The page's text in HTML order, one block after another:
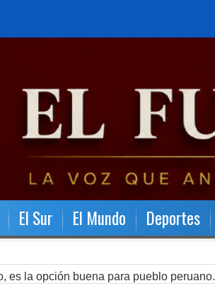
El Sur El Mundo Deportes
es la opción buena para pueblo peruano.